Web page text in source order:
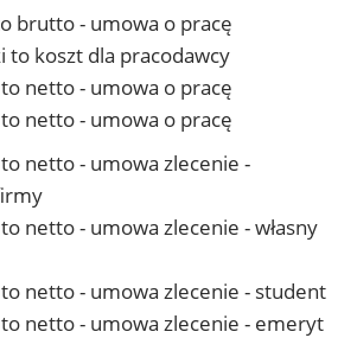
brutto - umowa o pracę
to koszt dla pracodawcy
netto - umowa o pracę
netto - umowa o pracę
netto - umowa zlecenie -
netto - umowa zlecenie - własny
netto - umowa zlecenie - student
netto - umowa zlecenie - emeryt